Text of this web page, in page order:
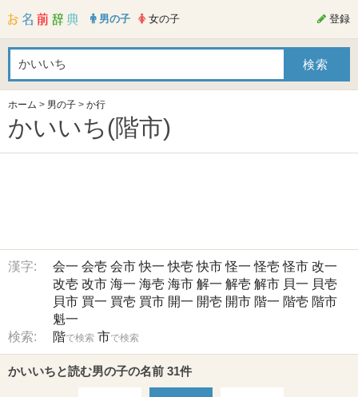
男の子 女の子 登録
ホーム > 男の子 > か行
かいいち(階市)
漢字: 会一 会壱 会市 快一 快壱 快市 怪一 怪壱 怪市 改一
改壱 改市 海一 海壱 海市 解一 解壱 解市 貝一 貝壱
貝市 買一 買壱 買市 開一 開壱 開市 階一 階壱 階市
魁一
検索:
階で検索 市で検索
かいいちと読む男の子の名前 31件